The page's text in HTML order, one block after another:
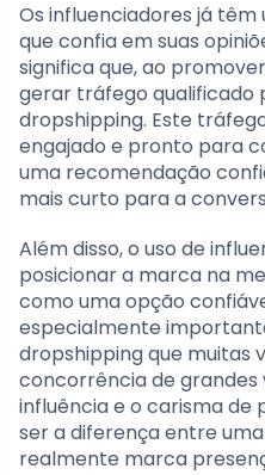
Os influenciadores já têm
que confia em suas
significa que, ao
gerar tráfego qualificado
dropshipping. Este
engajado e pronto para
uma recomendação
mais curto para a
Além disso, o uso de
posicionar a marca na
como uma opção
especialmente
dropshipping que muitas
concorrência de grandes
influência e o carisma de
ser a diferença entre
realmente marca